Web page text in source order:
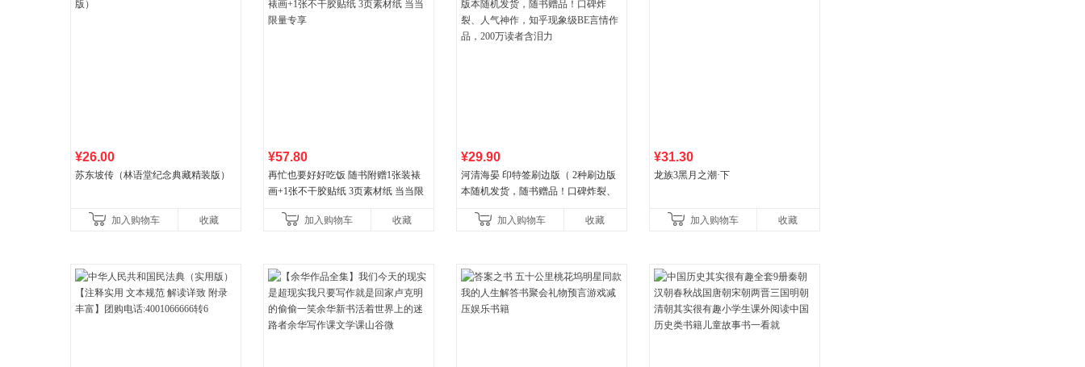
¥26.00
苏东坡传（林语堂纪念典藏精装版）
加入购物车 收藏
¥57.80
再忙也要好好吃饭 随书附赠1张装裱
画+1张不干胶贴纸 3页素材纸 当当限
加入购物车
收藏
¥29.90
河清海晏 印特签刷边版（ 2种刷边版
本随机发货，随书赠品！口碑炸裂、
200万读者含泪力
加入购物车 收藏
¥31.30
龙族3黑月之潮·下
加入购物车 收藏